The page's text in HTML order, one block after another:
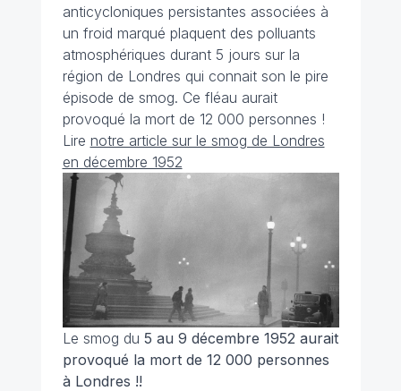
anticycloniques persistantes associées à
un froid marqué plaquent des polluants
atmosphériques durant 5 jours sur la
région de Londres qui connait son le pire
épisode de smog. Ce fléau aurait
provoqué la mort de 12 000 personnes !
Lire notre article sur le smog de Londres
en décembre 1952
Le smog du 5 au 9 décembre 1952 aurait
provoqué la mort de 12 000 personnes
à Londres !!